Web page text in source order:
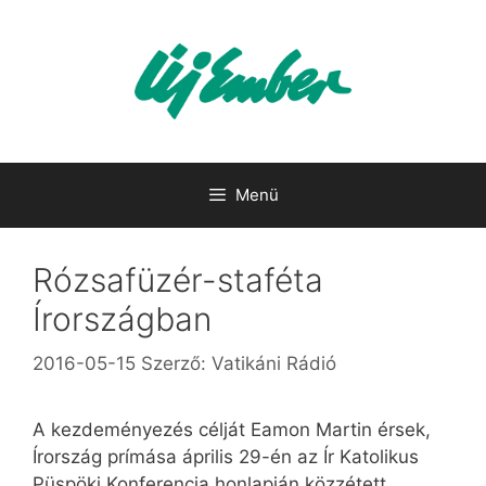
Menü
Rózsafüzér-staféta
Írországban
2016-05-15 Szerző: Vatikáni Rádió
A kezdeményezés célját Eamon Martin érsek,
Írország prímása április 29-én az Ír Katolikus